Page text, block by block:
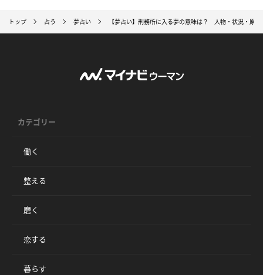
トップ 占う 夢占い 【夢占い】刑務所に入る夢の意味は？ 人物・状況・原
カテゴリー
働く
整える
磨く
恋する
暮らす